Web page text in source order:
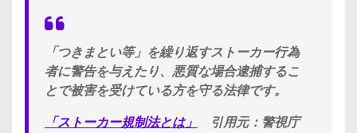
「つきまとい等」を繰り返すストーカー行為
者に警告を与えたり、悪質な場合逮捕するこ
とで被害を受けている方を守る法律です。
「ストーカー規制法とは」
引用元：警視庁